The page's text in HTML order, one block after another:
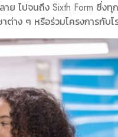
ปจนถึง Sixth Form ซึ่งทุก
าง ๆ หรือร่วมโครงการกับโ